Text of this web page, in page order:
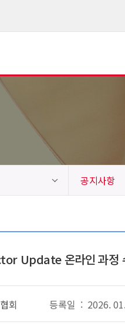
공지사항
Update 온라인 과
회 등록일 : 2026.